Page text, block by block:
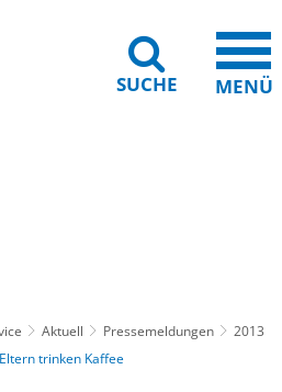
SUCHE MENÜ
Aktuell Pressemeldungen
2013
trinken Kaffee